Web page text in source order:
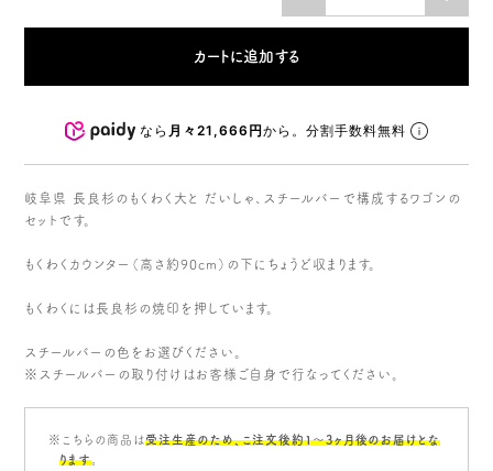
なら 月々21,666円から。分割手数料無料
岐阜県 長良杉のもくわく大と だいしゃ、スチールバーで構成するワゴンの
セットです。
もくわくカウンター（高さ約90cm）の下にちょうど収まります。
もくわくには長良杉の焼印を押しています。
スチールバーの色をお選びください。
※スチールバーの取り付けはお客様ご自身で行なってください。
※こちらの商品は受注生産のため、こ注文後約1〜3ヶ月後のお届けとな
ります